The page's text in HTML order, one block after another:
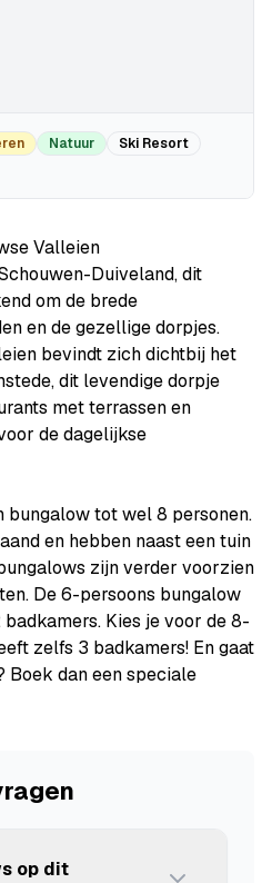
Natuur
Ski Resort
Valleien
Duiveland, dit
om de brede
en de gezellige dorpjes.
bevindt zich dichtbij het
dit levendige dorpje
met terrassen en
de dagelijkse
bungalow tot wel 8 personen.
en hebben naast een tuin
zijn verder voorzien
De 6-persoons bungalow
Kies je voor de 8-
zelfs 3 badkamers! En gaat
Boek dan een speciale
op dit